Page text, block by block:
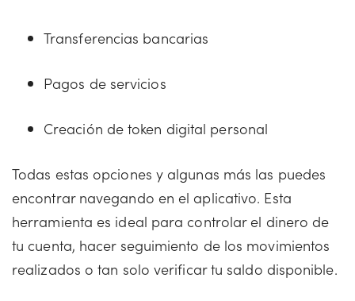
Transferencias bancarias
Pagos de servicios
Creación de token digital personal
Todas estas opciones y algunas más las puedes
encontrar navegando en el aplicativo. Esta
herramienta es ideal para controlar el dinero de
tu cuenta, hacer seguimiento de los movimientos
realizados o tan solo verificar tu saldo disponible.